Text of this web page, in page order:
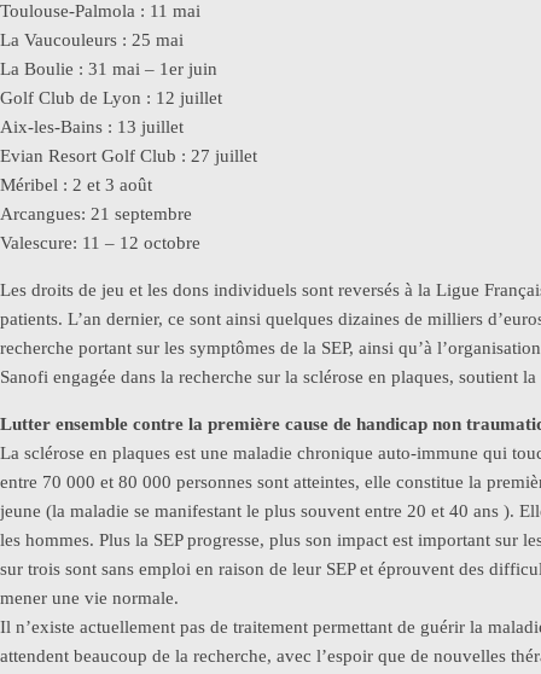
Toulouse-Palmola : 11 mai
La Vaucouleurs : 25 mai
La Boulie : 31 mai – 1er juin
Golf Club de Lyon : 12 juillet
Aix-les-Bains : 13 juillet
Evian Resort Golf Club : 27 juillet
Méribel : 2 et 3 août
Arcangues: 21 septembre
Valescure: 11 – 12 octobre
Les droits de jeu et les dons individuels sont reversés à la Ligue
patients. L’an dernier, ce sont ainsi quelques dizaines de milliers
recherche portant sur les symptômes de la SEP, ainsi qu’à
Sanofi engagée dans la recherche sur la sclérose en plaques, soutient
Lutter ensemble contre la première cause de handicap non
La sclérose en plaques est une maladie chronique auto-immune qui
entre 70 000 et 80 000 personnes sont atteintes, elle constitue la
jeune (la maladie se manifestant le plus souvent entre 20 et 40 ans ).
les hommes. Plus la SEP progresse, plus son impact est important sur
sur trois sont sans emploi en raison de leur SEP et éprouvent des
mener une vie normale.
Il n’existe actuellement pas de traitement permettant de guérir la
attendent beaucoup de la recherche, avec l’espoir que de nouvelles